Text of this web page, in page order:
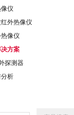
仪
外热像仪
像仪
方案
探测器
析